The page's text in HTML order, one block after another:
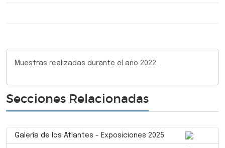
Muestras realizadas durante el año 2022.
Secciones Relacionadas
Galería de los Atlantes - Exposiciones 2025